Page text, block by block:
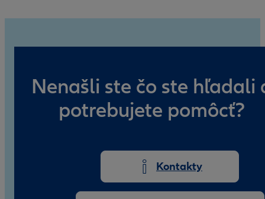
Nenašli ste čo ste hľadali
potrebujete pomôcť?
Kontakty